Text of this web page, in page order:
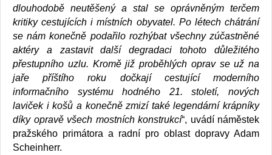
dlouhodobě neutěšený a stal se oprávněným terčem
kritiky cestujících i místních obyvatel. Po létech chátrání
se nám konečně podařilo rozhýbat všechny zúčastněné
aktéry a zastavit další degradaci tohoto důležitého
přestupního uzlu. Kromě již proběhlých oprav se už na
jaře příštího roku dočkají cestující moderního
informačního systému hodného 21. století, nových
laviček i košů a konečně zmizí také legendární krápníky
díky opravě všech mostních konstrukcí“, uvádí náměstek
pražského primátora a radní pro oblast dopravy Adam
Scheinherr.